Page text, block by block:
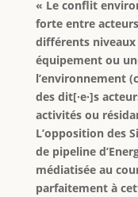
« Le conflit
forte entre
différents niveaux
équipement ou
l’environnement
des dit[·e·]s
activités ou
L’opposition des
de pipeline
médiatisée au
parfaitement à